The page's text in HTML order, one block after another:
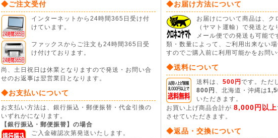
◆ご注文受付
インターネットから24時間365日受け付
けています。
ファックスからご注文も24時間365日受
け付けております。
尚、土日祝日は休業となりますので発送・お問い合
せのお返事は翌営業日となります。
◆お支払いについて
お支払い方法は、銀行振込・郵便振替・代金引換の
いずれかになります。
【銀行振込・郵便振替】の場合
ご入金確認次第発送いたします。
◆お届け方法について
お届けについて商品は、ク
（ヤマト運輸）で発送とな
メール便での発送も可能で
類・数量によって、ご利用出来ない場
すのでご購入前に利用可能かをお問い
◆送料について
送料は、 500円 です。ただ
800円
、北海道・沖縄は
いただきます。
お買い上げ商品合計が 8,000円以上
させていただきます。
◆返品・交換について